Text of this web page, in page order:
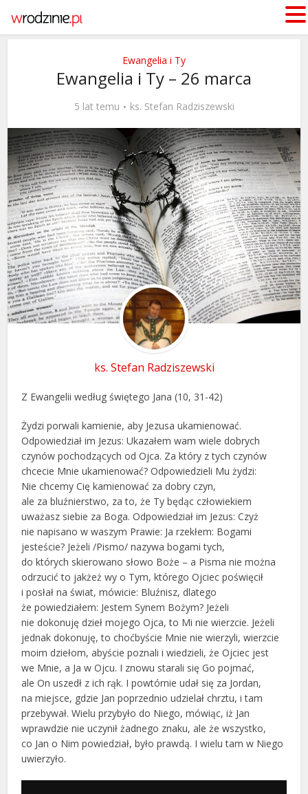
Ewangelia i Ty
Ewangelia i Ty – 26 marca
5 lat temu ks. Stefan Radziszewski
ks. Stefan Radziszewski
Z Ewangelii według świętego Jana (10, 31-42)
Żydzi porwali kamienie, aby Jezusa ukamienować.
Odpowiedział im Jezus: Ukazałem wam wiele dobrych
czynów pochodzących od Ojca. Za który z tych czynów
chcecie Mnie ukamienować? Odpowiedzieli Mu żydzi:
Nie chcemy Cię kamienować za dobry czyn,
ale za bluźnierstwo, za to, że Ty będąc człowiekiem
uważasz siebie za Boga. Odpowiedział im Jezus: Czyż
nie napisano w waszym Prawie: Ja rzekłem: Bogami
jesteście? Jeżeli /Pismo/ nazywa bogami tych,
do których skierowano słowo Boże – a Pisma nie można
odrzucić to jakżeż wy o Tym, którego Ojciec poświęcił
i posłał na świat, mówicie: Bluźnisz, dlatego
że powiedziałem: Jestem Synem Bożym? Jeżeli
nie dokonuję dzieł mojego Ojca, to Mi nie wierzcie. Jeżeli
jednak dokonuję, to choćbyście Mnie nie wierzyli, wierzcie
moim dziełom, abyście poznali i wiedzieli, że Ojciec jest
we Mnie, a Ja w Ojcu. I znowu starali się Go pojmać,
ale On uszedł z ich rąk. I powtórnie udał się za Jordan,
na miejsce, gdzie Jan poprzednio udzielał chrztu, i tam
przebywał. Wielu przybyło do Niego, mówiąc, iż Jan
wprawdzie nie uczynił żadnego znaku, ale że wszystko,
co Jan o Nim powiedział, było prawdą. I wielu tam w Niego
uwierzyło.